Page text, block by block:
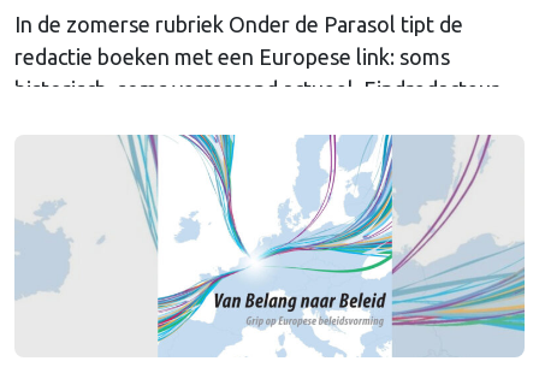
In de zomerse rubriek Onder de Parasol tipt de
redactie boeken met een Europese link: soms
historisch, soms verrassend actueel. Eindredacteur
Verna, een gruwelijk verhaal over het fascisme in
Italië, verteld vanuit twee vrouwenlevens die elkaar
kruisen.